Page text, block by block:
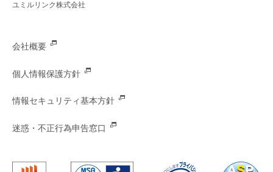
ユミルリンク株式会社
会社概要
個人情報保護方針
情報セキュリティ基本方針
迷惑・不正行為申告窓口